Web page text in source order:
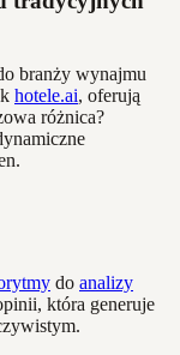
branży wynajmu
hotele.ai, oferują
różnica?
do analizy
która generuje